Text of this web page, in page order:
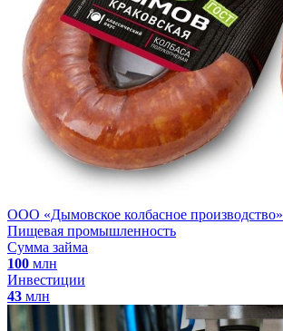
ООО «Дымовское колбасное производство»
Пищевая промышленность
Сумма займа
100 млн
Инвестиции
43 млн